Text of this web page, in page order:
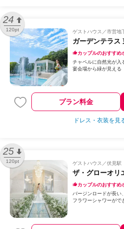
24
120pt ゲストハウス 市営地
ガーデンテラス
カップルのおすすめ
チャペルに自然光が入
宴会場から緑が見える
プラン料金
ドレス・衣装を見
25
120pt ゲストハウス 伏見駅
ザ・グローオリ
カップルのおすすめ
バージンロードが長い
フラワーシャワーがで